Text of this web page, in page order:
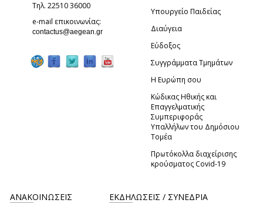
Τηλ. 22510 36000
e-mail επικοινωνίας:
contactus@aegean.gr (link sends e-mail)
Υπουργείο Παιδείας
Διαύγεια
Εύδοξος
Συγγράμματα Τμημάτων
Η Ευρώπη σου
Κώδικας Ηθικής και
Επαγγελματικής
Συμπεριφοράς
Υπαλλήλων του Δημόσιου
Τομέα
Πρωτόκολλα διαχείρισης
κρούσματος Covid-19
ΑΝΑΚΟΙΝΩΣΕΙΣ ΕΚΔΗΛΩΣΕΙΣ / ΣΥΝΕΔΡΙΑ